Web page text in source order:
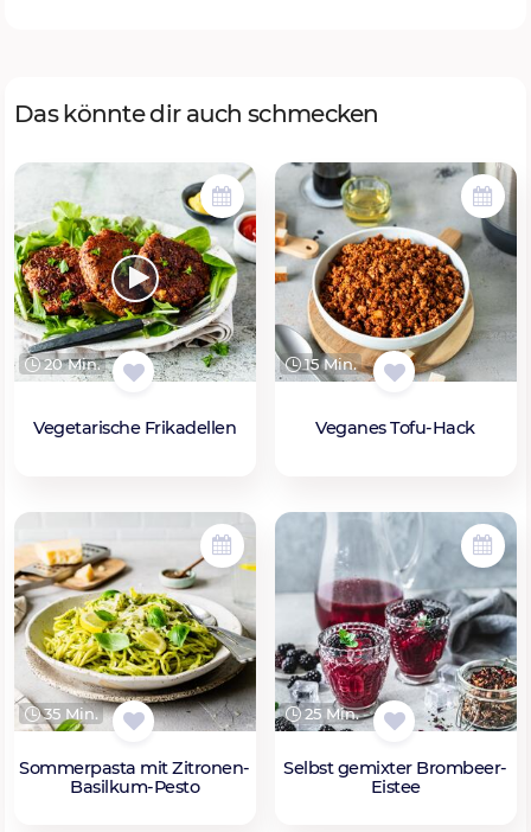
Das könnte dir auch schmecken
20 Min.
Vegetarische Frikadellen
15 Min.
Veganes Tofu-Hack
35 Min.
Sommerpasta mit Zitronen-
Basilkum-Pesto
25 Min.
Selbst gemixter Brombeer-
Eistee